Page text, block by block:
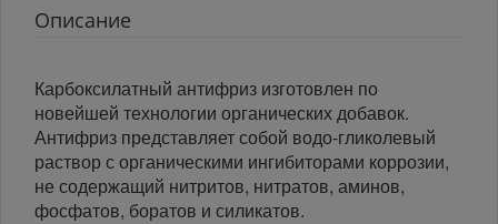
Описание
Карбоксилатный антифриз изготовлен по
новейшей технологии органических добавок.
Антифриз представляет собой водо-гликолевый
раствор с органическими ингибиторами коррозии,
не содержащий нитритов, нитратов, аминов,
фосфатов, боратов и силикатов.